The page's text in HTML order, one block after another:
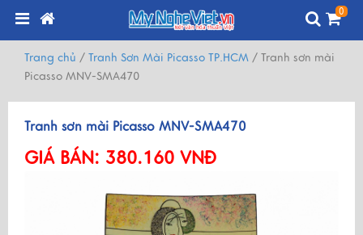
0
Trang chủ / Tranh Sơn Mài Picasso TP.HCM / Tranh sơn mài
Picasso MNV-SMA470
Tranh sơn mài Picasso MNV-SMA470
GIÁ BÁN: 380.160 VNĐ